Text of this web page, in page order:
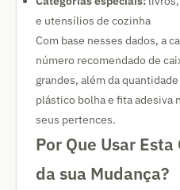
e utensílios de cozinha
Com base nesses dados, a
número recomendado de
grandes, além da
plástico bolha e fita adesiva
seus pertences.
Por Que Usar
da sua Mudança?